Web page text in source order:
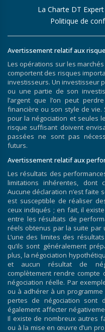
La Charte DT Expert
Politique de
Avertissement relatif aux
Les opérations sur les
comportent des risques
investisseurs. Un investisseur
ou une partie de son
l’argent que l’on peut
financière ou son style de vie.
pour la négociation et seules
risque suffisant doivent
passées ne sont pas
futurs.
Avertissement relatif aux
Les résultats des
limitations inhérentes, dont
Aucune déclaration n’est faite
est susceptible de réaliser
ceux indiqués ; en fait, il
entre les résultats de
réels obtenus par la suite par
L’une des limites des
qu’ils sont généralement
plus, la négociation
et aucun résultat de
complètement rendre compte
négociation réelle. Par
ou à adhérer à un
pertes de négociation sont
également affecter
Il existe de nombreux autres
ou à la mise en œuvre d’un